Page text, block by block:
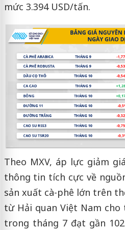
mức 3.394 USD/tấn.
Theo MXV, áp lực giảm
thông tin tích cực về
sản xuất cà-phê lớn trên
từ Hải quan Việt Nam cho
trong tháng 7 đạt gần